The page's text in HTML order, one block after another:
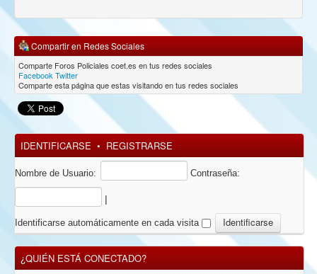
Compartir en Redes Sociales
Comparte Foros Policiales coet.es en tus redes sociales
Facebook Twitter
Comparte esta página que estas visitando en tus redes sociales
IDENTIFICARSE • REGISTRARSE
Nombre de Usuario: Contraseña:
Identificarse automáticamente en cada visita
¿QUIÉN ESTÁ CONECTADO?